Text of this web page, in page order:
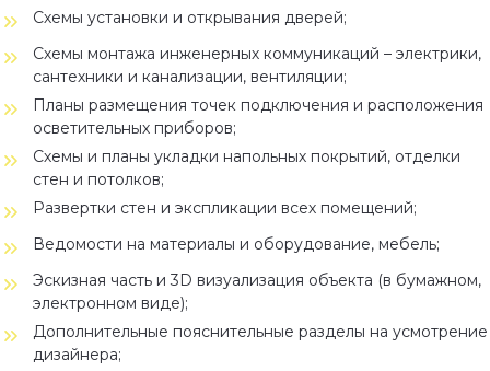
Схемы установки и открывания дверей;
Схемы монтажа инженерных коммуникаций – электрики,
сантехники и канализации, вентиляции;
Планы размещения точек подключения и расположения
осветительных приборов;
Схемы и планы укладки напольных покрытий, отделки
стен и потолков;
Развертки стен и экспликации всех помещений;
Ведомости на материалы и оборудование, мебель;
Эскизная часть и 3D визуализация объекта (в бумажном,
электронном виде);
Дополнительные пояснительные разделы на усмотрение
дизайнера;